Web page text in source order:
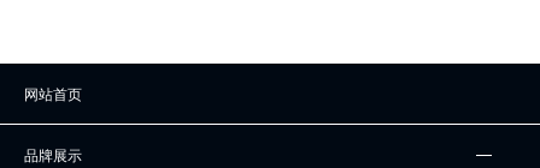
网站首页
品牌展示